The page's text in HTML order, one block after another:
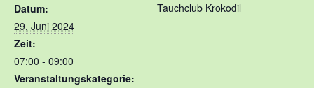
Ausbildungsstufen im VDST
Links
Datum:
29. Juni 2024
Zeit:
07:00 - 09:00
Veranstaltungskategorie:
Tauchclub Krokodil